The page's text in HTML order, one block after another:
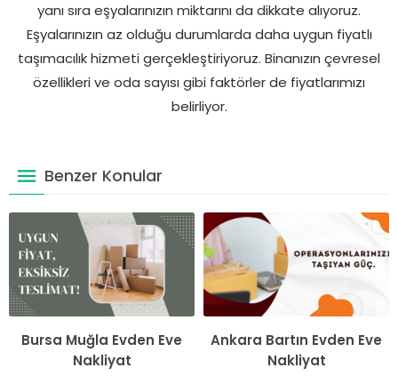
yanı sıra eşyalarınızın miktarını da dikkate alıyoruz.
Eşyalarınızın az olduğu durumlarda daha uygun fiyatlı
taşımacılık hizmeti gerçekleştiriyoruz. Binanızın çevresel
özellikleri ve oda sayısı gibi faktörler de fiyatlarımızı
belirliyor.
Benzer Konular
Bursa Muğla Evden Eve
Nakliyat
Ankara Bartın Evden Eve
Nakliyat